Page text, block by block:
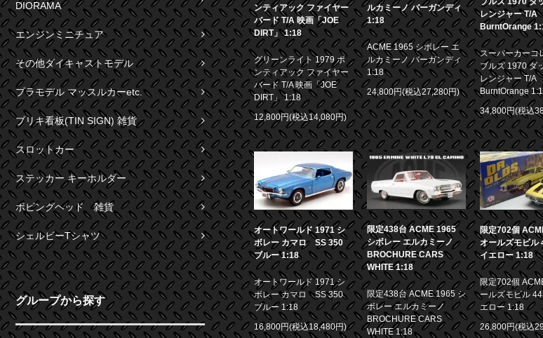
DIORAMA
エンジンミニチュア
その他ダイキャストモデル
プラモデル マッスルカーetc.
ブリキ看板(TIN SIGN) 雑貨
スロットカー
ステッカー キーホルダー
ボビングヘッド 雑貨
シェルビーTシャツ
グループから探す
ンティアック ファイヤー
バード T/A 映画「JOE
DIRT」 1:18
グリーンライト 1979 ポ
ンティアック ファイヤー
バード T/A 映画「JOE
DIRT」 1:18
12,800円(税込14,080円)
ルカミーノ バーガンディ
1:18
ACME 1965 シボレー エ
ルカミーノ バーガンディ
1:18
24,800円(税込27,280円)
レンジャー T/A
BurntOrange
スーパーカーコ
ブルズ 1970 ダ
レンジャー T/A
BurntOrange
34,800円(税込
オートワールド 1971 シ
ボレー カマロ SS 350
ブルー 1:18
オートワールド 1971 シ
ボレー カマロ SS 350
ブルー 1:18
16,800円(税込18,480円)
限定438台 ACME 1965
シボレー エルカミーノ
BROCHURE CARS
WHITE 1:18
限定438台 ACME 1965 シ
ボレー エルカミーノ
BROCHURE CARS
WHITE 1:18
限定702個
オールズモビル
イエロー 1:18
限定702個
ールズモビル
エロー 1:18
26,800円(税込